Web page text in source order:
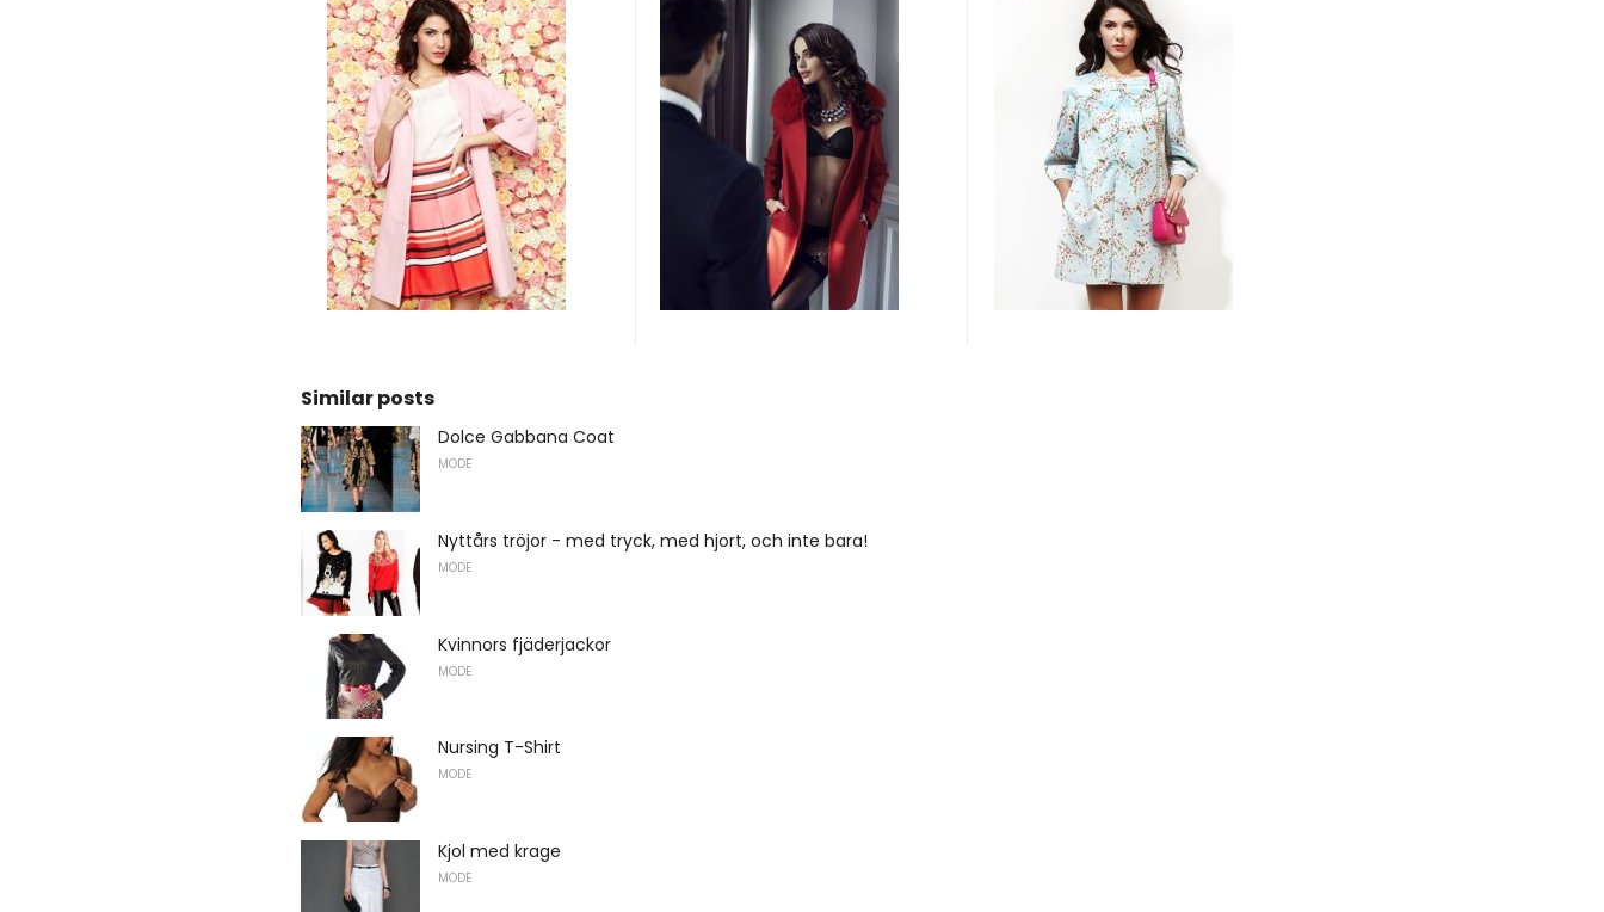
Similar posts
Dolce Gabbana Coat
MODE
Nyttårs tröjor - med tryck, med hjort, och inte bara!
MODE
Kvinnors fjäderjackor
MODE
Nursing T-Shirt
MODE
Kjol med krage
MODE